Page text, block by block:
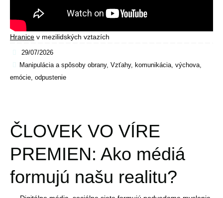
Hranice v mezilidských vztazích
29/07/2026
Manipulácia a spôsoby obrany, Vzťahy, komunikácia, výchova,
emócie, odpustenie
ČLOVEK VO VÍRE
PREMIEN: Ako médiá
formujú našu realitu?